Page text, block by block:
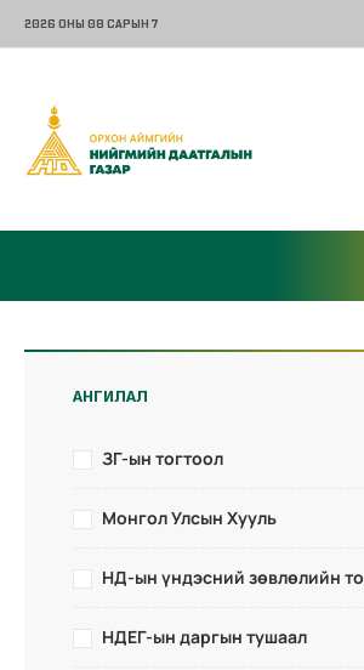
2026 ОНЫ 08 САРЫН 7
АНГИЛАЛ
ЗГ-ын тогтоол
Монгол Улсын Хууль
НД-ын үндэсний зөвлөлийн
НДЕГ-ын даргын тушаал